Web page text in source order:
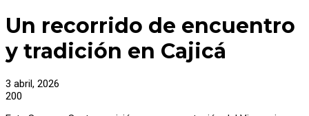
Un recorrido de encuentro
y tradición en Cajicá
3 abril, 2026
200